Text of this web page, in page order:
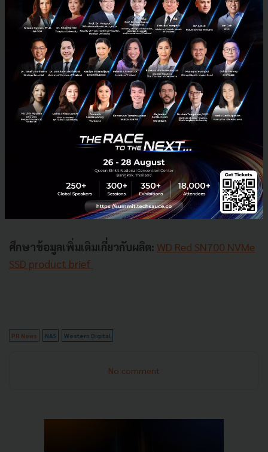
ความพร้อมและราคาในการจัดจำหน่าย
ผลิตภัณฑ์ WD Red NVMe SSDเป็นส่วนหนึ่งของพอร์ตโฟ
ลิโอ WD Red โซลูชันสตอเรจ ของ Western Digitalซึ่ง
รวมถึง WD Red HDDs และ WD Red SATA SSDs ซึ่งถูกสร้าง
มาเพื่อการใช้งานกับ NAS โดยเฉพาะผลิตภัณฑ์ SSD ใน
The WD Red SN700 NVMe มีให้เลือก 5 ความจุ เริ่ม
ต้นที่ความจุ 250 GB (ราคา 2,490 บาท) ความจุ 500 GB
(ราคา 3,790 บาท) ความจุ 1 TB (ราคา 7,590 บาท) ความ
จุ 2 TB (ราคา 17,900 บาท) ความจุ 4 TB (ราคา 35,900
บาท) กำหนดวางจำหน่ายในปลายเดือนตุลาคมทุกร้านค้า
ไอทีชั้นนำ มาพร้อมการรับประกันแบบมีเงื่อนไข 5 ปี
ศึกษาข้อมูลเพิ่มเติมเกี่ยวกับผลิต: WD Red SN700 NVMe
SSD product brief
PR News NAS Western Digital
No comment